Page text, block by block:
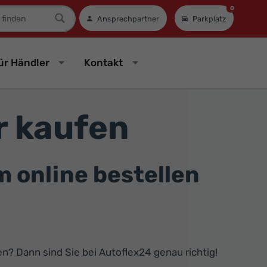
Ansprechpartner Parkplatz
0
Händler Kontakt
kaufen
online bestellen
Dann sind Sie bei Autoflex24 genau richtig!